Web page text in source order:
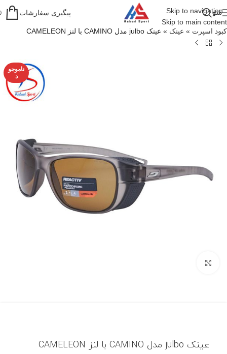
Skip to navigation
Skip to main content
منو پیگیری سفارشات
کبود اسپرت » عینک » عینک julbo مدل CAMINO با لنز CAMELEON
ناموجو
د
عینک julbo مدل CAMINO با لنز CAMELEON